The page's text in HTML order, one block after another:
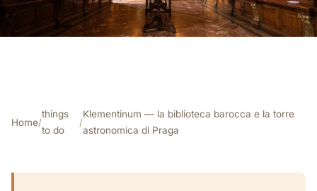
Home/
things
to do
/
Klementinum — la biblioteca barocca e la torre
astronomica di Praga